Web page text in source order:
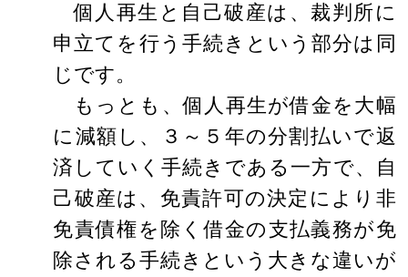
個人再生と自己破産は、裁判所に
申立てを行う手続きという部分は同
じです。
もっとも、個人再生が借金を大幅
に減額し、３～５年の分割払いで返
済していく手続きである一方で、自
己破産は、免責許可の決定により非
免責債権を除く借金の支払義務が免
除される手続きという大きな違いが